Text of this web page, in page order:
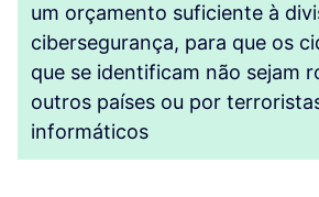
um orçamento suficiente à
cibersegurança, para que os
que se identificam não sejam
outros países ou por
informáticos